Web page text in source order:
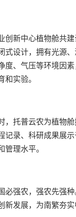
创新中心植物舱共
式设计，拥有光源
度、气压等环境因
和实验。
，托普云农为植物
记录、科研成果展
管理水平。
必强农，强农先强
新发展，为南繁夯实